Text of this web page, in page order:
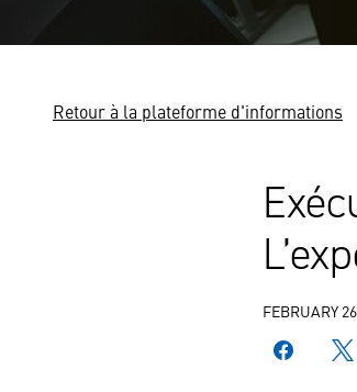
Retour à la plateforme d'informations
FEBRUARY